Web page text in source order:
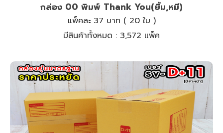
กล่อง 00 พิมพ์ Thank You(ยิ้ม,หมี)
แพ็คละ 37 บาท ( 20 ใบ )
มีสินค้าทั้งหมด : 3,572 แพ็ค